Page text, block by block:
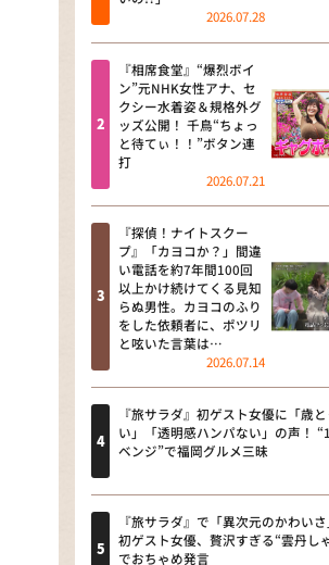
news おかえり
河合＆A.B.C-Z塚田×
「なんでやねん！？」
かえり）
DAIGOも台所 ～きょ
にする？～
本日はダイアンなり！
朝だ！生です旅サラダ
教えて！ニュースライ
ミカタ
ＬＩＦＥ～夢のカタ
新婚さんいらっしゃ
ザキ山小屋本館
2026.07.28
『相席食堂』“爆烈ボイ
ン”元NHK女性アナ、セ
クシー水着姿＆規格外グ
ッズ公開！ 千鳥“ちょっ
と待てぃ！！”ボタン連
打
2026.07.21
『探偵！ナイトスクー
プ』「カヨコか？」間違
い電話を約7年間100回
以上かけ続けてくる見知
らぬ男性。カヨコのふり
をした依頼者に、ポツリ
と呟いた言葉は…
2026.07.14
『旅サラダ』初ゲスト女優に「歳
い」「透明感ハンパない」の声！
ベンジ”で福岡グルメ三昧
『旅サラダ』で「異次元のかわいさ
初ゲスト女優、贅沢すぎる“雲丹し
でおちゃめ発言